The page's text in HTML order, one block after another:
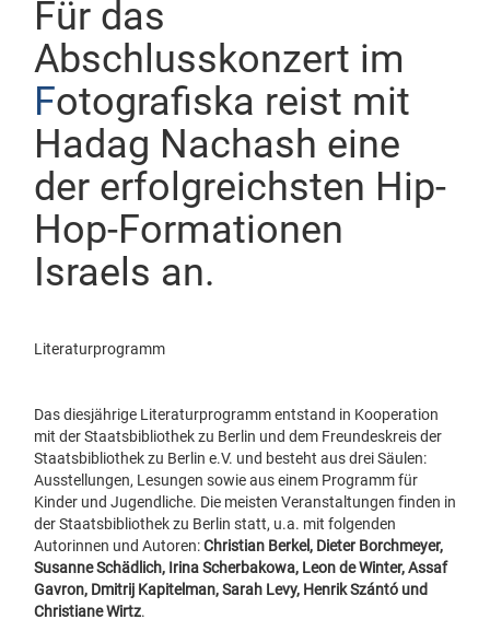
Für das
Abschlusskonzert im
Fotografiska reist mit
Hadag Nachash eine
der erfolgreichsten Hip-
Hop-Formationen
Israels an.
Literaturprogramm
Das diesjährige Literaturprogramm entstand in Kooperation
mit der Staatsbibliothek zu Berlin und dem Freundeskreis der
Staatsbibliothek zu Berlin e.V. und besteht aus drei Säulen:
Ausstellungen, Lesungen sowie aus einem Programm für
Kinder und Jugendliche. Die meisten Veranstaltungen ﬁnden in
der Staatsbibliothek zu Berlin statt, u.a. mit folgenden
Autorinnen und Autoren:Christian Berkel, Dieter Borchmeyer,
Susanne Schädlich, Irina Scherbakowa, Leon de Winter, Assaf
Gavron, Dmitrij Kapitelman, Sarah Levy, Henrik Szántó und
Christiane Wirtz.